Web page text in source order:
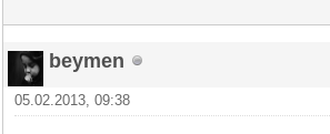
beymen
05.02.2013, 09:38